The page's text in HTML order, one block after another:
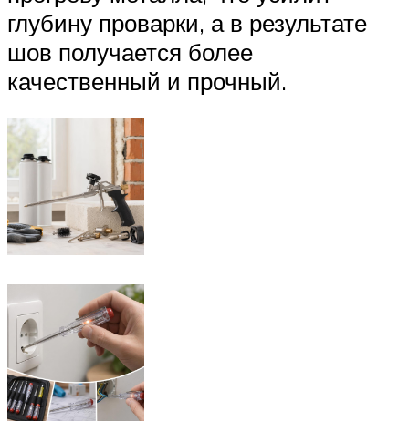
глубину проварки, а в результате
шов получается более
качественный и прочный.